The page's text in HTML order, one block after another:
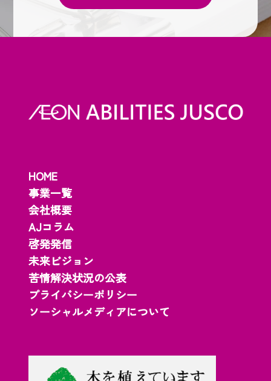
HOME
事業一覧
会社概要
AJコラム
啓発発信
未来ビジョン
苦情解決状況の公表
プライバシーポリシー
ソーシャルメディアについて